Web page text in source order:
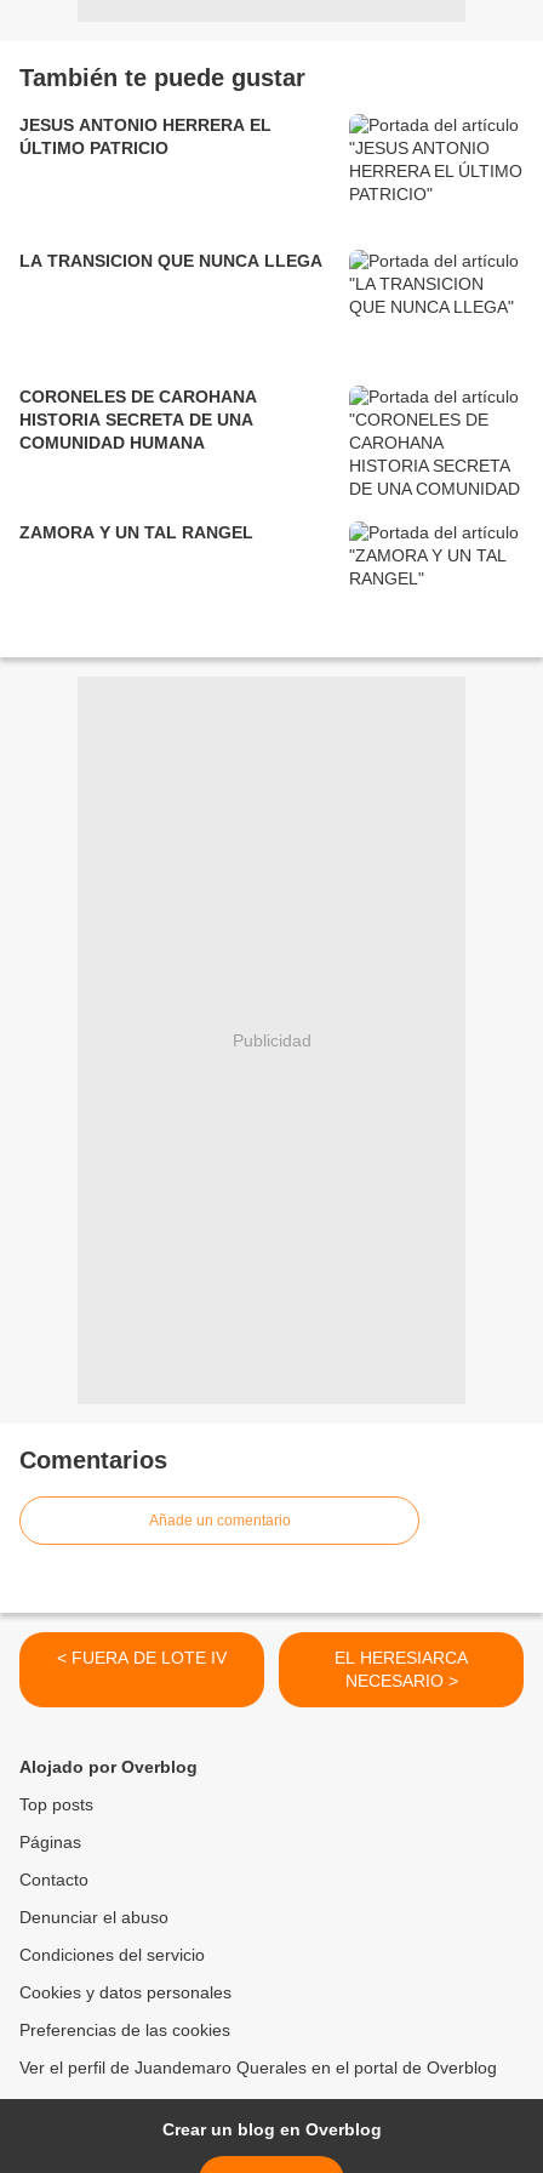
También te puede gustar
JESUS ANTONIO HERRERA EL
ÚLTIMO PATRICIO
LA TRANSICION QUE NUNCA LLEGA
CORONELES DE CAROHANA
HISTORIA SECRETA DE UNA
COMUNIDAD HUMANA
ZAMORA Y UN TAL RANGEL
Publicidad
Comentarios
Añade un comentario
< FUERA DE LOTE IV
EL HERESIARCA
NECESARIO >
Alojado por Overblog
Top posts
Páginas
Contacto
Denunciar el abuso
Condiciones del servicio
Cookies y datos personales
Preferencias de las cookies
Ver el perfil de Juandemaro Querales en el portal de Overblog
Crear un blog en Overblog